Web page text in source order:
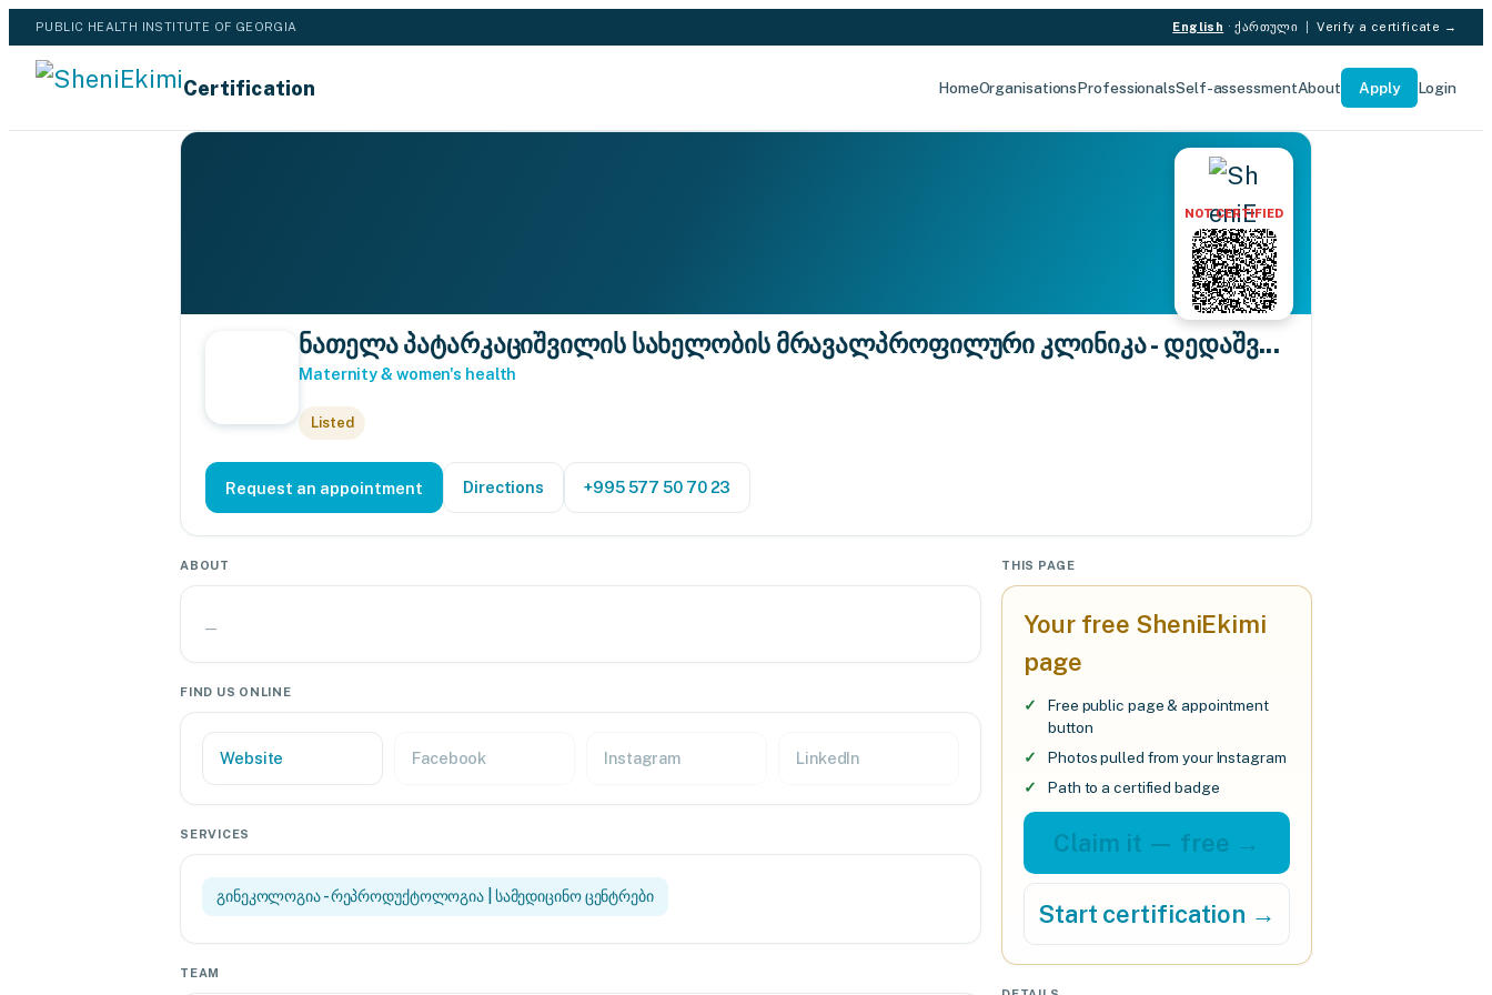
PUBLIC HEALTH INSTITUTE OF GEORGIA English ·ქართული |Verify a certificate →
Certification HomeOrganisationsProfessionalsSelf-assessmentAbout Apply Login
NOT CERTIFIED
ნათელა პატარკაციშვილის სახელობის მრავალპროფილური კლინიკა - დედაშვ...
Maternity & women's health
Listed
Request an appointment Directions +995 577 50 70 23
ABOUT
—
FIND US ONLINE
Website Facebook Instagram LinkedIn
SERVICES
გინეკოლოგია - რეპროდუქტოლოგია | სამედიცინო ცენტრები
TEAM
THIS PAGE
Your free SheniEkimi
page
Free public page & appointment
button
Photos pulled from your Instagram
Path to a certified badge
Claim it — free →
Start certification →